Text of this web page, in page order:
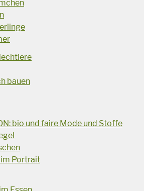
bauen
bio und faire Mode und Stoffe
Portrait